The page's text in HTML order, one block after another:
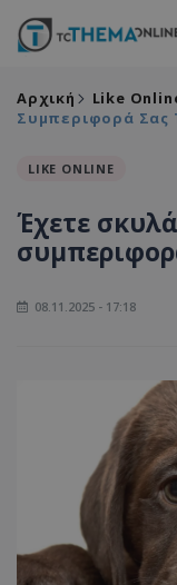
Αρχική Like
Συμπεριφορά Σας
LIKE ONLINE
Έχετε
08.11.2025 - 17:18